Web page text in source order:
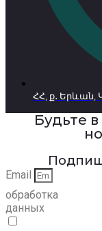
ՀՀ, ք․ Երևան,
Будьте
Email
обработка
данных